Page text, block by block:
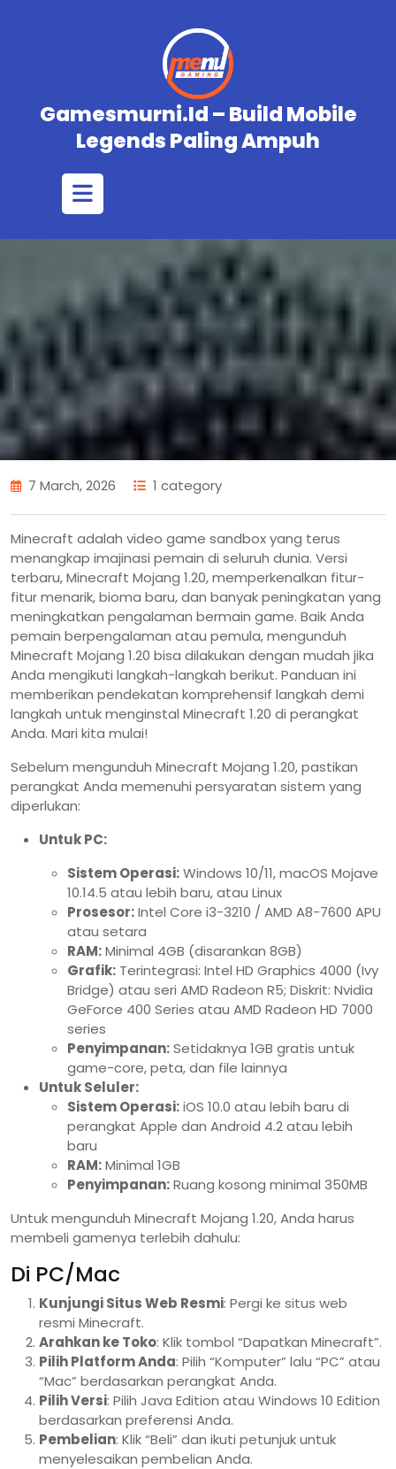
Gamesmurni.id – Build Mobile
Legends Paling Ampuh
Open
Button
7 March, 2026 1 category
Minecraft adalah video game sandbox yang terus
menangkap imajinasi pemain di seluruh dunia. Versi
terbaru, Minecraft Mojang 1.20, memperkenalkan fitur-
fitur menarik, bioma baru, dan banyak peningkatan yang
meningkatkan pengalaman bermain game. Baik Anda
pemain berpengalaman atau pemula, mengunduh
Minecraft Mojang 1.20 bisa dilakukan dengan mudah jika
Anda mengikuti langkah-langkah berikut. Panduan ini
memberikan pendekatan komprehensif langkah demi
langkah untuk menginstal Minecraft 1.20 di perangkat
Anda. Mari kita mulai!
Sebelum mengunduh Minecraft Mojang 1.20, pastikan
perangkat Anda memenuhi persyaratan sistem yang
diperlukan:
Untuk PC:
Sistem Operasi:Windows 10/11, macOS Mojave
10.14.5 atau lebih baru, atau Linux
Prosesor:Intel Core i3-3210 / AMD A8-7600 APU
atau setara
RAM:Minimal 4GB (disarankan 8GB)
Grafik: Terintegrasi: Intel HD Graphics 4000 (Ivy
Bridge) atau seri AMD Radeon R5; Diskrit: Nvidia
GeForce 400 Series atau AMD Radeon HD 7000
series
Penyimpanan:Setidaknya 1GB gratis untuk
game-core, peta, dan file lainnya
Untuk Seluler:
Sistem Operasi:iOS 10.0 atau lebih baru di
perangkat Apple dan Android 4.2 atau lebih
baru
RAM:Minimal 1GB
Penyimpanan:Ruang kosong minimal 350MB
Untuk mengunduh Minecraft Mojang 1.20, Anda harus
membeli gamenya terlebih dahulu:
Di PC/Mac
Kunjungi Situs Web Resmi: Pergi ke situs web
resmi Minecraft.
Arahkan ke Toko: Klik tombol “Dapatkan Minecraft”.
Pilih Platform Anda: Pilih “Komputer” lalu “PC” atau
“Mac” berdasarkan perangkat Anda.
Pilih Versi: Pilih Java Edition atau Windows 10 Edition
berdasarkan preferensi Anda.
Pembelian: Klik “Beli” dan ikuti petunjuk untuk
menyelesaikan pembelian Anda.